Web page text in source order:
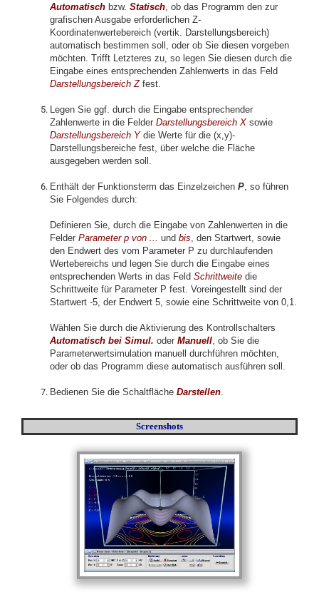
Automatisch bzw. Statisch , ob das Programm den zur
grafischen Ausgabe erforderlichen Z-
Koordinatenwertebereich (vertik. Darstellungsbereich)
automatisch bestimmen soll, oder ob Sie diesen vorgeben
möchten. Trifft Letzteres zu, so legen Sie diesen durch die
Eingabe eines entsprechenden Zahlenwerts in das Feld
Darstellungsbereich Zfest.
Legen Sie ggf. durch die Eingabe entsprechender
Zahlenwerte in die Felder Darstellungsbereich X sowie
Darstellungsbereich Ydie Werte für die (x,y)-
Darstellungsbereiche fest, über welche die Fläche
ausgegeben werden soll.
Enthält der Funktionsterm das Einzelzeichen P , so führen
Sie Folgendes durch:
Definieren Sie, durch die Eingabe von Zahlenwerten in die
Felder Parameter p von ... und bis , den Startwert, sowie
den Endwert des vom Parameter P zu durchlaufenden
Wertebereichs und legen Sie durch die Eingabe eines
entsprechenden Werts in das Feld Schrittweite die
Schrittweite für Parameter P fest. Voreingestellt sind der
Startwert -5, der Endwert 5, sowie eine Schrittweite von 0,1.
Wählen Sie durch die Aktivierung des Kontrollschalters
Automatisch bei Simul. oder Manuell , ob Sie die
Parameterwertsimulation manuell durchführen möchten,
oder ob das Programm diese automatisch ausführen soll.
Bedienen Sie die Schaltfläche Darstellen
Screenshots